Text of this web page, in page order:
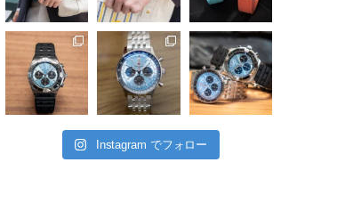
Instagram でフォロー